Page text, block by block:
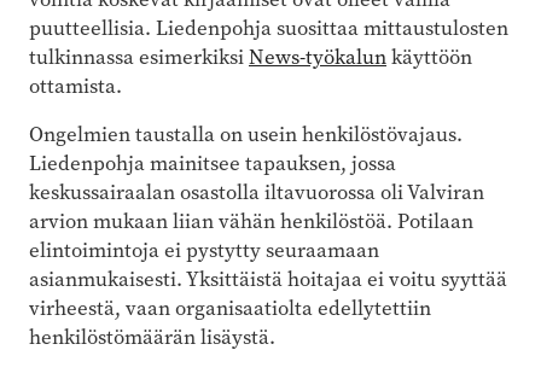
puutteellisia. Liedenpohja suosittaa mittaustulosten
tulkinnassa esimerkiksiNews-työkalunkäyttöön
ottamista.
Ongelmien taustalla on usein henkilöstövajaus.
Liedenpohja mainitsee tapauksen, jossa
keskussairaalan osastolla iltavuorossa oli Valviran
arvion mukaan liian vähän henkilöstöä. Potilaan
elintoimintoja ei pystytty seuraamaan
asianmukaisesti. Yksittäistä hoitajaa ei voitu syyttää
virheestä, vaan organisaatiolta edellytettiin
henkilöstömäärän lisäystä.